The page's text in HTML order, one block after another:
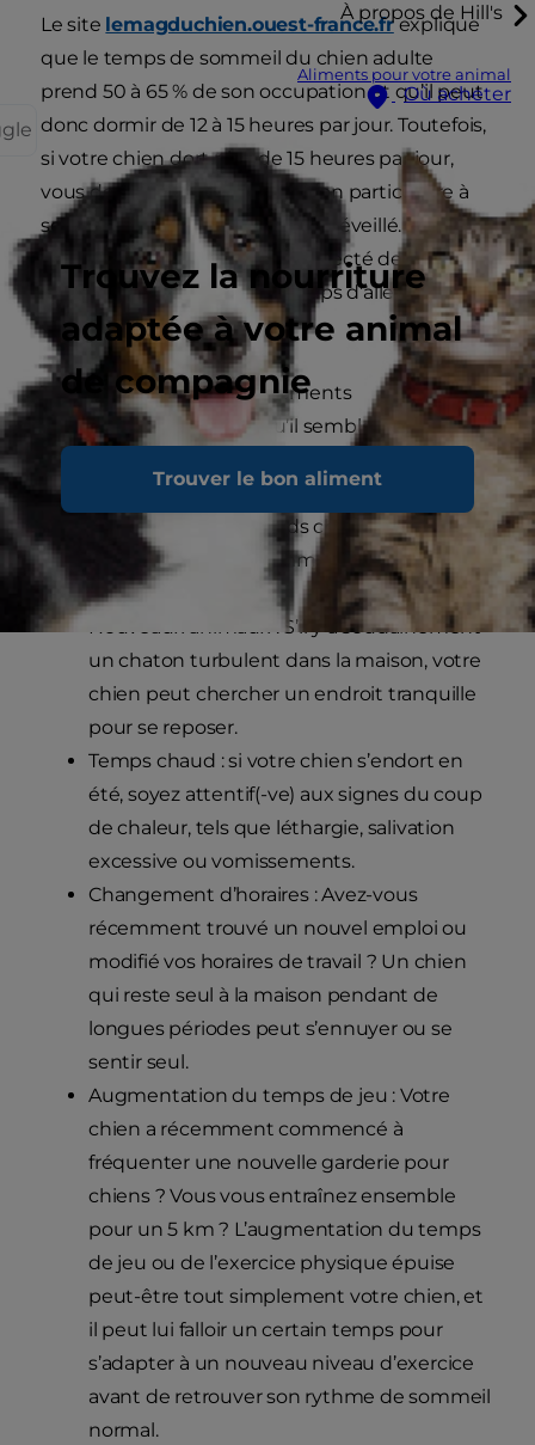
À propos de Hill's
Aliments pour votre animal
Où acheter
Trouvez la nourriture
adaptée à votre animal
de compagnie
Trouver le bon aliment
Le site lemagduchien.ouest-france.frexplique
que le temps de sommeil du chien adulte
prend 50 à 65 % de son occupation et qu’il peut
donc dormir de 12 à 15 heures par jour. Toutefois,
si votre chien dort plus de 15 heures par jour,
vous devez prêter une attention particulière à
son comportement lorsqu’il est éveillé. S’il
semble léthargique ou déconnecté des gens et
des autres animaux, il est temps d’aller chez le
vétérinaire.
Tenez compte des changements
environnementaux lorsqu’il semble que votre
chien dort plus que la normale. De petits
changements dans la vie de votre chien
peuvent entraîner de grands changements
dans ses habitudes de sommeil.
Nouveaux animaux : S’il y a soudainement
un chaton turbulent dans la maison, votre
chien peut chercher un endroit tranquille
pour se reposer.
Temps chaud : si votre chien s’endort en
été, soyez attentif(-ve) aux signes du coup
de chaleur, tels que léthargie, salivation
excessive ou vomissements.
Changement d’horaires : Avez-vous
récemment trouvé un nouvel emploi ou
modifié vos horaires de travail ? Un chien
qui reste seul à la maison pendant de
longues périodes peut s’ennuyer ou se
sentir seul.
Augmentation du temps de jeu : Votre
chien a récemment commencé à
fréquenter une nouvelle garderie pour
chiens ? Vous vous entraînez ensemble
pour un 5 km ? L’augmentation du temps
de jeu ou de l’exercice physique épuise
peut-être tout simplement votre chien, et
il peut lui falloir un certain temps pour
s’adapter à un nouveau niveau d’exercice
avant de retrouver son rythme de sommeil
normal.